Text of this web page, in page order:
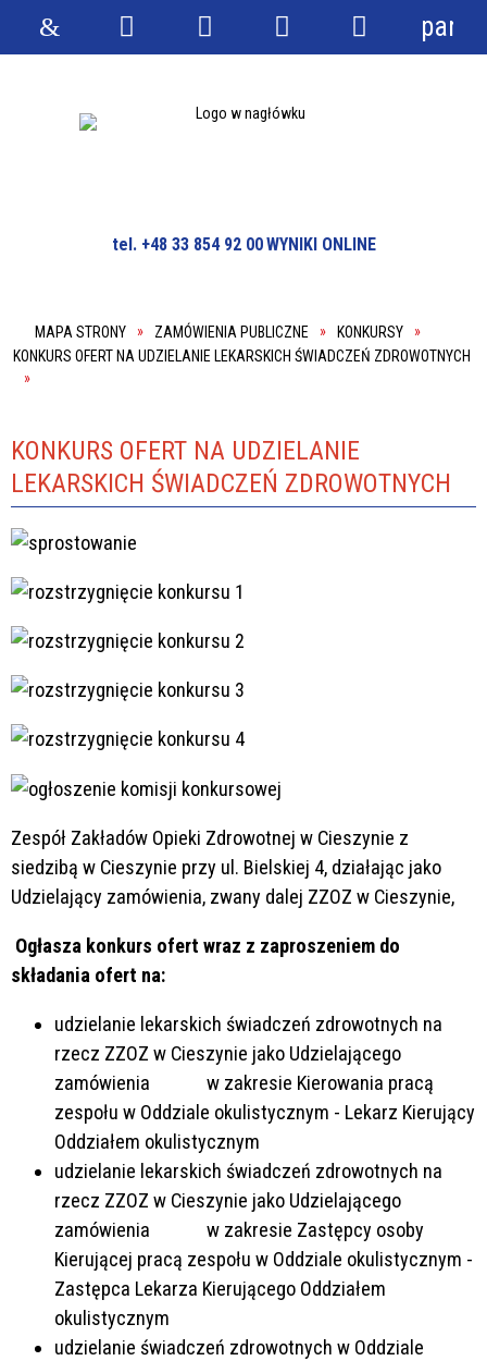
tel. +48 33 854 92 00WYNIKI ONLINE
MAPA STRONY ZAMÓWIENIA PUBLICZNE
KONKURSY
KONKURS OFERT NA UDZIELANIE LEKARSKICH ŚWIADCZEŃ ZDROWOTNYCH
KONKURS OFERT NA UDZIELANIE
LEKARSKICH ŚWIADCZEŃ ZDROWOTNYCH
Zespół Zakładów Opieki Zdrowotnej w Cieszynie z
siedzibą w Cieszynie przy ul. Bielskiej 4, działając jako
Udzielający zamówienia, zwany dalej ZZOZ w Cieszynie,
Ogłasza konkurs ofert wraz z zaproszeniem do
składania ofert na:
udzielanie lekarskich świadczeń zdrowotnych na
rzecz ZZOZ w Cieszynie jako Udzielającego
zamówienia w zakresie Kierowania pracą
zespołu w Oddziale okulistycznym - Lekarz Kierujący
Oddziałem okulistycznym
udzielanie lekarskich świadczeń zdrowotnych na
rzecz ZZOZ w Cieszynie jako Udzielającego
zamówienia w zakresie Zastępcy osoby
Kierującej pracą zespołu w Oddziale okulistycznym -
Zastępca Lekarza Kierującego Oddziałem
okulistycznym
udzielanie świadczeń zdrowotnych w Oddziale
StronaWyszukiwarka
Narzędzia
Menu Menu
panel